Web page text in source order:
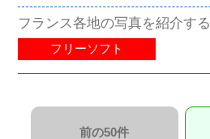
フランス各地の写真を紹介する
フリーソフト
前の50件